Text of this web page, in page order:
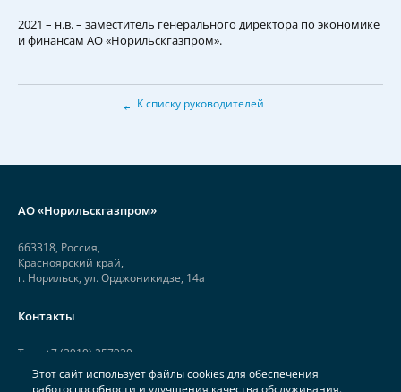
2021 – н.в. – заместитель генерального директора по экономике
и финансам АО «Норильскгазпром».
← К списку руководителей
АО «Норильскгазпром»
663318, Россия,
Красноярский край,
г. Норильск, ул. Орджоникидзе, 14а
Контакты
Тел.: +7 (3919) 257920
Факс: +7 (3919) 257926
Этот сайт использует файлы cookies для обеспечения
работоспособности и улучшения качества обслуживания.